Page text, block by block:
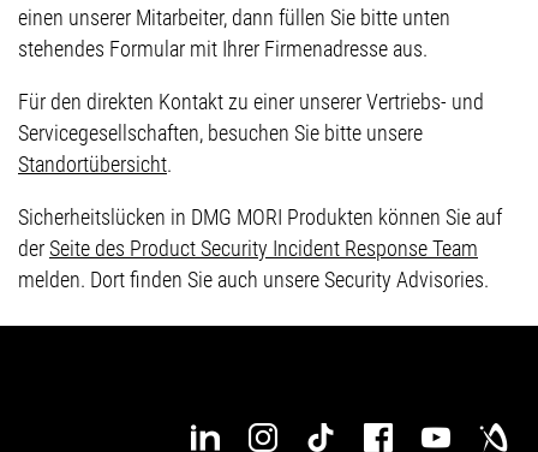
einen unserer Mitarbeiter, dann füllen Sie bitte unten
stehendes Formular mit Ihrer Firmenadresse aus.
Für den direkten Kontakt zu einer unserer Vertriebs- und
Servicegesellschaften, besuchen Sie bitte unsere
Standortübersicht.
Sicherheitslücken in DMG MORI Produkten können Sie auf
derSeite des Product Security Incident Response Team
melden. Dort finden Sie auch unsere Security Advisories.